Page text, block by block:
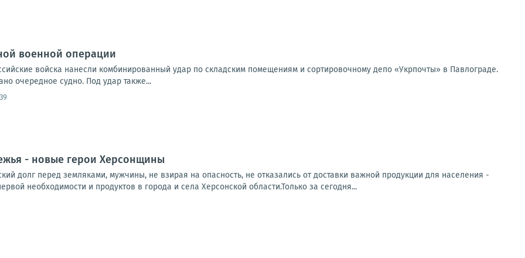
военной операции
войска нанесли комбинированный удар по складским помещениям и сортировочному депо «Укрпочты» в Павлограде.
очередное судно. Под удар также...
- новые герои Херсонщины
долг перед земляками, мужчины, не взирая на опасность, не отказались от доставки важной продукции для населения -
необходимости и продуктов в города и села Херсонской области.Только за сегодня...